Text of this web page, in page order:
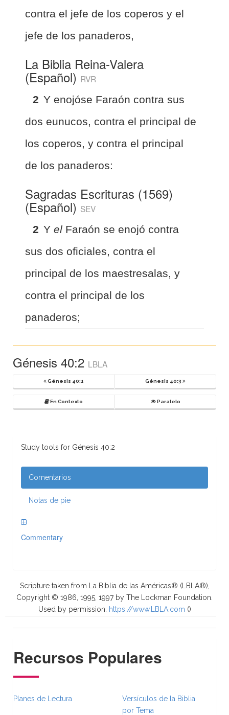
contra el jefe de los coperos y el
jefe de los panaderos,
La Biblia Reina-Valera
(Español) RVR
2 Y enojóse Faraón contra sus
dos eunucos, contra el principal de
los coperos, y contra el principal
de los panaderos:
Sagradas Escrituras (1569)
(Español) SEV
2 Y el Faraón se enojó contra
sus dos oficiales, contra el
principal de los maestresalas, y
contra el principal de los
panaderos;
Génesis 40:2 LBLA
Génesis 40:1 Génesis 40:3
En Contexto Paralelo
Study tools for Génesis 40:2
Comentarios
Notas de pie
Commentary
Scripture taken from La Biblia de las Américas® (LBLA®),
Copyright © 1986, 1995, 1997 by The Lockman Foundation.
Used by permission.
https://www.LBLA.com ()
Recursos Populares
Planes de Lectura
Versículos de la Biblia
por Tema